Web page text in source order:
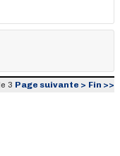
3 Page suivante > Fin >>